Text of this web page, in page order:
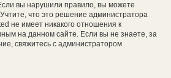
вы нарушили правило, вы можете
что это решение администратора
не имеет никакого отношения к
на данном сайте. Если вы не знаете, за
свяжитесь с администратором